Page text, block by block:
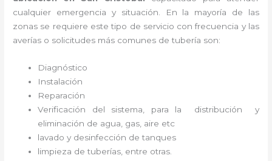
cualquier emergencia y situación. En la mayoría de las
zonas se requiere este tipo de servicio con frecuencia y las
averías o solicitudes más comunes de tubería son:
Diagnóstico
Instalación
Reparación
Verificación del sistema, para la distribución y
eliminación de agua, gas, aire etc
lavado y desinfección de tanques
limpieza de tuberías, entre otras.